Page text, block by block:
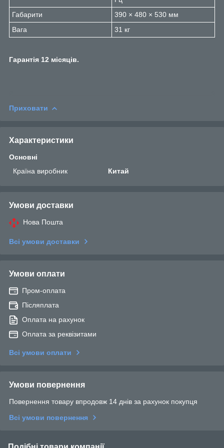
Габарити
390 × 480 × 530 мм
Вага
31 кг
Гарантія 12 місяців.
Приховати
Характеристики
Основні
Країна виробник
Китай
Умови доставки
Нова Пошта
Всі умови доставки
Умови оплати
Пром-оплата
Післяплата
Оплата на рахунок
Оплата за реквізитами
Всі умови оплати
Умови повернення
Повернення товару впродовж 14 днів за рахунок покупця
Всі умови повернення